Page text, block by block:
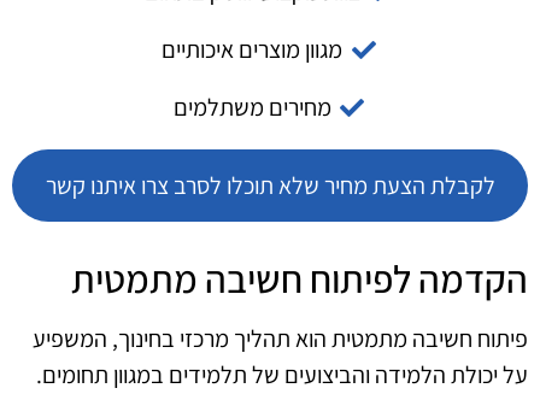
מגוון מוצרים איכותיים
מחירים משתלמים
לקבלת הצעת מחיר שלא תוכלו לסרב צרו איתנו קשר
הקדמה לפיתוח חשיבה מתמטית
פיתוח חשיבה מתמטית הוא תהליך מרכזי בחינוך, המשפיע
על יכולת הלמידה והביצועים של תלמידים במגוון תחומים.